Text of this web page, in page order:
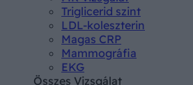
Triglicerid szint
LDL-koleszterin
Magas CRP
Mammográfia
EKG
Összes Vizsgálat